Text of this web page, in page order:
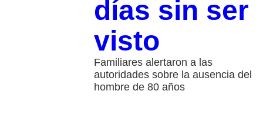
días sin ser
visto
Familiares alertaron a las
autoridades sobre la ausencia del
hombre de 80 años